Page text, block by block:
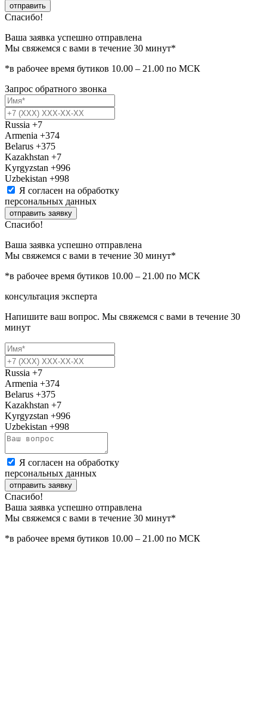
отправить
Спасибо!
Ваша заявка успешно отправлена
Мы свяжемся с вами в течение 30 минут*
*в рабочее время бутиков 10.00 – 21.00 по МСК
Запрос обратного звонка
Russia +7
Armenia +374
Belarus +375
Kazakhstan +7
Kyrgyzstan +996
Uzbekistan +998
Я согласен на обработку
персональных данных
отправить заявку
Спасибо!
Ваша заявка успешно отправлена
Мы свяжемся с вами в течение 30 минут*
*в рабочее время бутиков 10.00 – 21.00 по МСК
консультация эксперта
Напишите ваш вопрос. Мы свяжемся с вами в течение 30
минут
Russia +7
Armenia +374
Belarus +375
Kazakhstan +7
Kyrgyzstan +996
Uzbekistan +998
Я согласен на обработку
персональных данных
отправить заявку
Спасибо!
Ваша заявка успешно отправлена
Мы свяжемся с вами в течение 30 минут*
*в рабочее время бутиков 10.00 – 21.00 по МСК